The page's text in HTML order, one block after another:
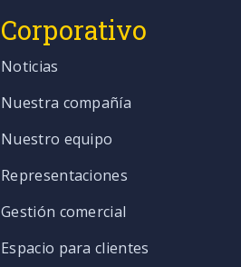
Corporativo
Noticias
Nuestra compañía
Nuestro equipo
Representaciones
Gestión comercial
Espacio para clientes